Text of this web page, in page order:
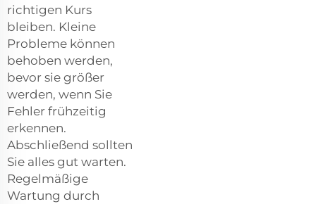
richtigen Kurs
bleiben. Kleine
Probleme können
behoben werden,
bevor sie größer
werden, wenn Sie
Fehler frühzeitig
erkennen.
Abschließend sollten
Sie alles gut warten.
Regelmäßige
Wartung durch